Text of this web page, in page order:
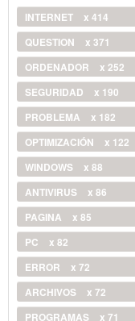
INTERNET
x 414
QUESTION
x 371
ORDENADOR
x 252
SEGURIDAD
x 190
PROBLEMA
x 182
OPTIMIZACIÓN
x 122
WINDOWS
x 88
ANTIVIRUS
x 86
PAGINA
x 85
PC
x 82
ERROR
x 72
ARCHIVOS
x 72
PROGRAMAS
x 71